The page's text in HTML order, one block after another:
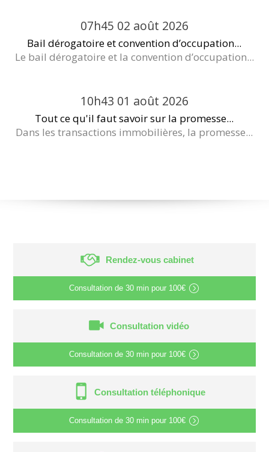
07h45 02 août 2026
Bail dérogatoire et convention d’occupation...
Le bail dérogatoire et la convention d’occupation...
10h43 01 août 2026
Tout ce qu'il faut savoir sur la promesse...
Dans les transactions immobilières, la promesse...
Rendez-vous cabinet
Consultation de 30 min pour 100€
Consultation vidéo
Consultation de 30 min pour 100€
Consultation téléphonique
Consultation de 30 min pour 100€